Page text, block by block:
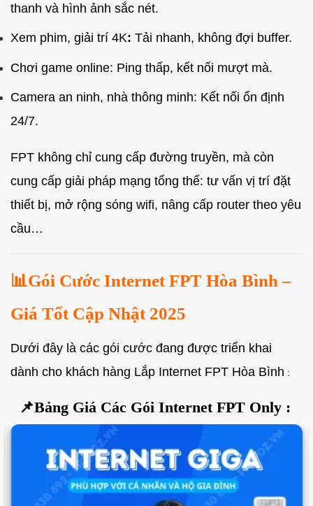
thanh và hình ảnh sắc nét.
Xem phim, giải trí 4K: Tải nhanh, không đợi buffer.
Chơi game online: Ping thấp, kết nối mượt mà.
Camera an ninh, nhà thông minh: Kết nối ổn định
24/7.
FPT không chỉ cung cấp đường truyền, mà còn
cung cấp giải pháp mạng tổng thể: tư vấn vị trí đặt
thiết bị, mở rộng sóng wifi, nâng cấp router theo yêu
cầu…
📊Gói Cước Internet FPT Hòa Bình –
Giá Tốt Cập Nhật 2025
Dưới đây là các gói cước đang được triển khai
dành cho khách hàng Lắp Internet FPT Hòa Bình :
📌Bảng Giá Các Gói Internet FPT Only :